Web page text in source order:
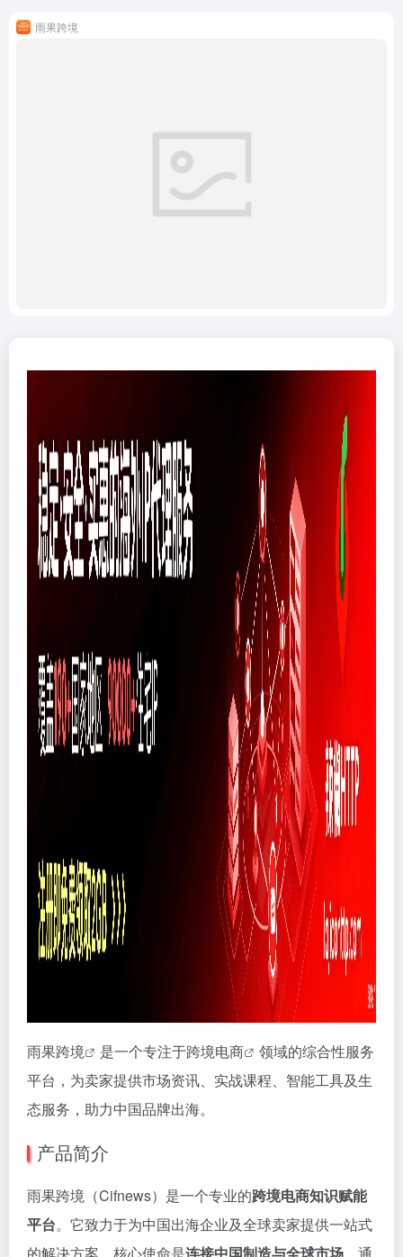
雨果跨境
雨果跨境 是一个专注于跨境电商
领域的综合性服务
平台，为卖家提供市场资讯、实战课程、智能工具及生
态服务，助力中国品牌出海。
产品简介
雨果跨境（Cifnews）是一个专业的跨境电商知识赋能
平台。它致力于为中国出海企业及全球卖家提供一站式